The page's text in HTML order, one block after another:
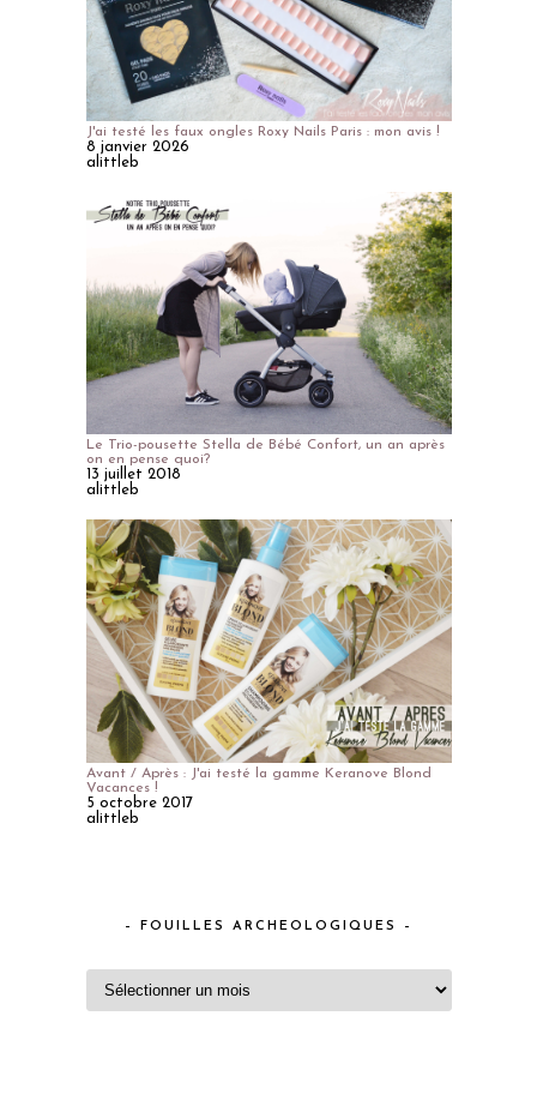
J'ai testé les faux ongles Roxy Nails Paris : mon avis !
8 janvier 2026
alittleb
Le Trio-pousette Stella de Bébé Confort, un an après
on en pense quoi?
13 juillet 2018
alittleb
Avant / Après : J'ai testé la gamme Keranove Blond
Vacances !
5 octobre 2017
alittleb
– FOUILLES ARCHEOLOGIQUES –